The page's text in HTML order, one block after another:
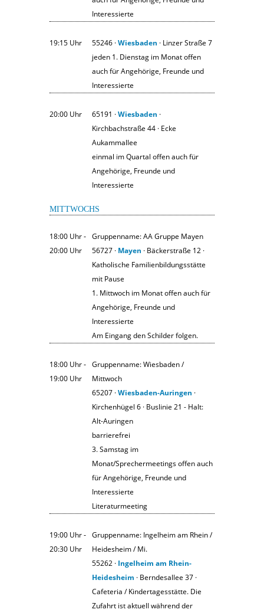
Interessierte
19:15 Uhr 55246 ·Wiesbaden · Linzer Straße 7
jeden 1. Dienstag im Monat offen
auch für Angehörige, Freunde und
Interessierte
20:00 Uhr 65191 ·Wiesbaden ·
Kirchbachstraße 44 · Ecke
Aukammallee
einmal im Quartal offen auch für
Angehörige, Freunde und
Interessierte
MITTWOCHS
18:00 Uhr ‐
20:00 Uhr
Gruppenname: AA Gruppe Mayen
56727 · Mayen · Bäckerstraße 12 ·
Katholische Familienbildungsstätte
mit Pause
1. Mittwoch im Monat offen auch für
Angehörige, Freunde und
Interessierte
Am Eingang den Schilder folgen.
18:00 Uhr ‐
19:00 Uhr
Gruppenname: Wiesbaden /
Mittwoch
65207 ·Wiesbaden-Auringen ·
Kirchenhügel 6 · Buslinie 21 - Halt:
Alt-Auringen
barrierefrei
3. Samstag im
Monat/Sprechermeetings offen auch
für Angehörige, Freunde und
Interessierte
Literaturmeeting
19:00 Uhr ‐
20:30 Uhr
Gruppenname: Ingelheim am Rhein /
Heidesheim / Mi.
55262 · Ingelheim am Rhein-
Heidesheim · Berndesallee 37 ·
Cafeteria / Kindertagesstätte. Die
Zufahrt ist aktuell während der